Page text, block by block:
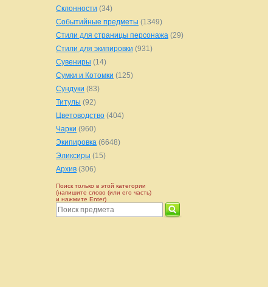
Склонности (34)
Событийные предметы (1349)
Стили для страницы персонажа (29)
Стили для экипировки (931)
Сувениры (14)
Сумки и Котомки (125)
Сундуки (83)
Титулы (92)
Цветоводство (404)
Чарки (960)
Экипировка (6648)
Эликсиры (15)
Архив (306)
Поиск только в этой категории
(напишите слово (или его часть)
и нажмите Enter)